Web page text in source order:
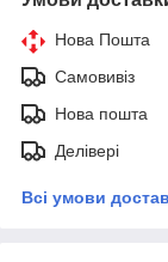
Нова Пошта
Самовивіз
Нова пошта
Делівері
Всі умови